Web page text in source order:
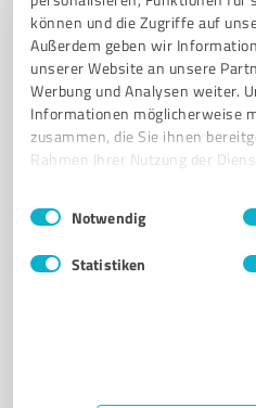
können und die Zugriffe auf
Außerdem geben wir
unserer Website an unsere
Werbung und Analysen weiter.
Informationen möglicherweise
zusammen, die Sie ihnen
Rahmen Ihrer Nutzung der
Impressum
Einwilligungsauswahl
Notwendig
Statistiken
Collina in Wernigerode
ITALIENISCHES RESTAURANT
PIZZERIA FRISCHE ZUTATEN PASTA
FAMILIENFEIERN ROMANTISCHES
GEMÜTLICHE ATMOSPHÄRE
Burgberg 15, 38855
la-collina@t-online.de